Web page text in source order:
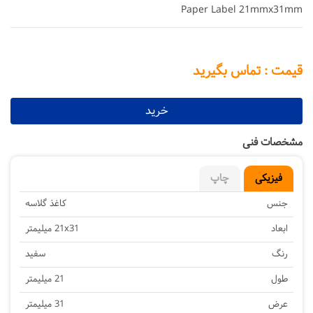
Paper Label 21mmx31mm
قیمت : تماس بگیرید
خرید
مشخصات فنی
فیزیکی چاپ
جنس
کاغذ گلاسه
ابعاد
21x31 میلیمتر
رنگ
سفید
طول
21 میلیمتر
عرض
31 میلیمتر